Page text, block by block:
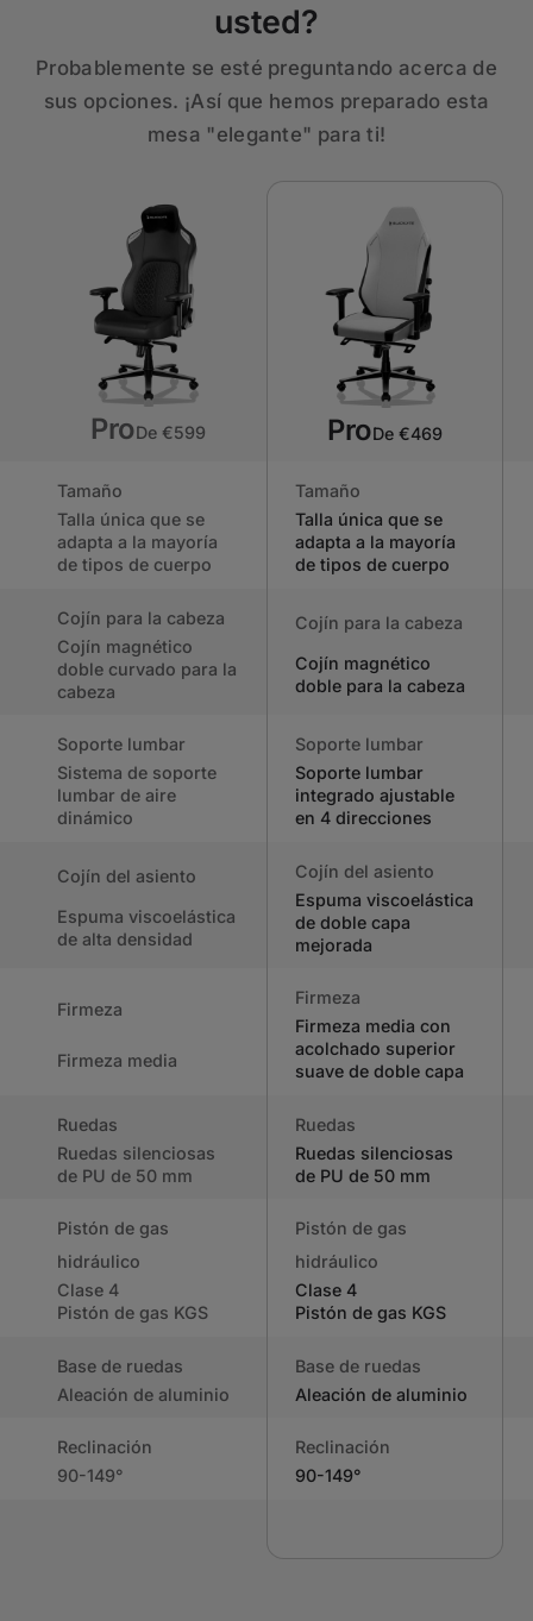
usted?
Probablemente se esté preguntando acerca de
sus opciones. ¡Así que hemos preparado esta
mesa "elegante" para ti!
ProDe €599 ProDe €469
Tamaño
Talla única que se
adapta a la mayoría
de tipos de cuerpo
Tamaño
Talla única que se
adapta a la mayoría
de tipos de cuerpo
Cojín para la cabeza
Cojín magnético
doble curvado para la
cabeza
Cojín para la cabeza
Cojín magnético
doble para la cabeza
Soporte lumbar
Sistema de soporte
lumbar de aire
dinámico
Soporte lumbar
Soporte lumbar
integrado ajustable
en 4 direcciones
Cojín del asiento
Espuma viscoelástica
de alta densidad
Cojín del asiento
Espuma viscoelástica
de doble capa
mejorada
Firmeza
Firmeza media
Firmeza
Firmeza media con
acolchado superior
suave de doble capa
Ruedas
Ruedas silenciosas
de PU de 50 mm
Ruedas
Ruedas silenciosas
de PU de 50 mm
Pistón de gas
hidráulico
Clase 4
Pistón de gas KGS
Pistón de gas
hidráulico
Clase 4
Pistón de gas KGS
Base de ruedas
Aleación de aluminio
Base de ruedas
Aleación de aluminio
Reclinación
90-149°
Reclinación
90-149°